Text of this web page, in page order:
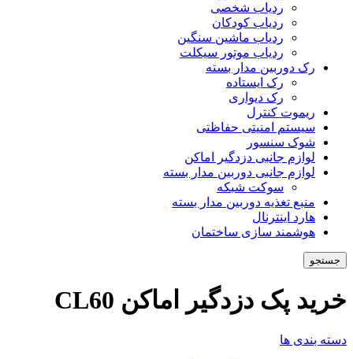
ردیاب شخصی
ردیاب کودکان
ردیاب ماشین سنگین
ردیاب موتور سیکلت
رک دوربین مدار بسته
رک ایستاده
رک دیواری
ریموت کنترل
سیستم امنیتی حفاظتی
شوک سنسور
لوازم جانبی دزدگیر اماکن
لوازم جانبی دوربین مدار بسته
سوکت شبکه
منبع تغذیه دوربین مدار بسته
هارد اینترنال
هوشمند سازی ساختمان
جستجو
خرید پک دزدگیر اماکن CL60
دسته بندی ها